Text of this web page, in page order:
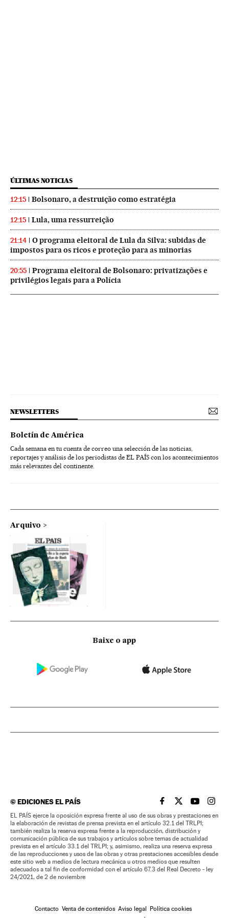
ÚLTIMAS NOTICIAS
12:15 Bolsonaro, a destruição como estratégia
12:15 Lula, uma ressurreição
21:14
O programa eleitoral de Lula da Silva: subidas de
impostos para os ricos e proteção para as minorias
20:55
Programa eleitoral de Bolsonaro: privatizações e
privilégios legais para a Polícia
NEWSLETTERS
Boletín de América
Cada semana en tu cuenta de correo una selección de las noticias,
reportajes y análisis de los periodistas de EL PAÍS con los acontecimientos
más relevantes del continente.
Arquivo
Baixe o app
©EDICIONES EL PAÍS EL PAÍS BRASIL EN
EL PAÍSEL PAÍS
EL
EL PAÍS ejerce la oposición expresa frente al uso de sus obras y prestaciones en
la elaboración de revistas de prensa prevista en el artículo 32.1 del TRLPI;
también realiza la reserva expresa frente a la reproducción, distribución y
comunicación pública de sus trabajos y artículos sobre temas de actualidad
prevista en el artículo 33.1 del TRLPI; y, asimismo, realiza una reserva expresa
de las reproducciones y usos de las obras y otras prestaciones accesibles desde
este sitio web a medios de lectura mecánica u otros medios que resulten
adecuados a tal fin de conformidad con el artículo 67.3 del Real Decreto - ley
24/2021, de 2 de noviembre
Contacto Venta de contenidos Aviso legal Política cookies